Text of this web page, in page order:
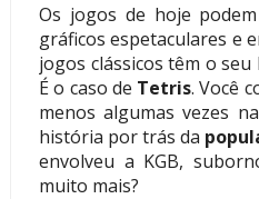
Os jogos de hoje
gráficos espetaculares e
jogos clássicos têm o
É o caso de Tetris. Você
menos algumas vezes
história por trás da
envolveu a KGB,
muito mais?